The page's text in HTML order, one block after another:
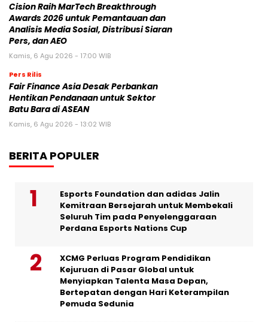
Cision Raih MarTech Breakthrough
Awards 2026 untuk Pemantauan dan
Analisis Media Sosial, Distribusi Siaran
Pers, dan AEO
Kamis, 6 Agu 2026 - 17:00 WIB
Pers Rilis
Fair Finance Asia Desak Perbankan
Hentikan Pendanaan untuk Sektor
Batu Bara di ASEAN
Kamis, 6 Agu 2026 - 13:02 WIB
BERITA POPULER
Esports Foundation dan adidas Jalin
Kemitraan Bersejarah untuk Membekali
Seluruh Tim pada Penyelenggaraan
Perdana Esports Nations Cup
XCMG Perluas Program Pendidikan
Kejuruan di Pasar Global untuk
Menyiapkan Talenta Masa Depan,
Bertepatan dengan Hari Keterampilan
Pemuda Sedunia